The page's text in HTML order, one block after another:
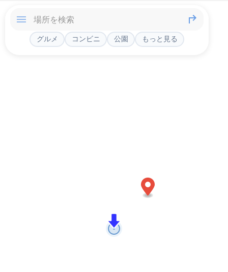
グルメ コンビニ 公園 もっと見る